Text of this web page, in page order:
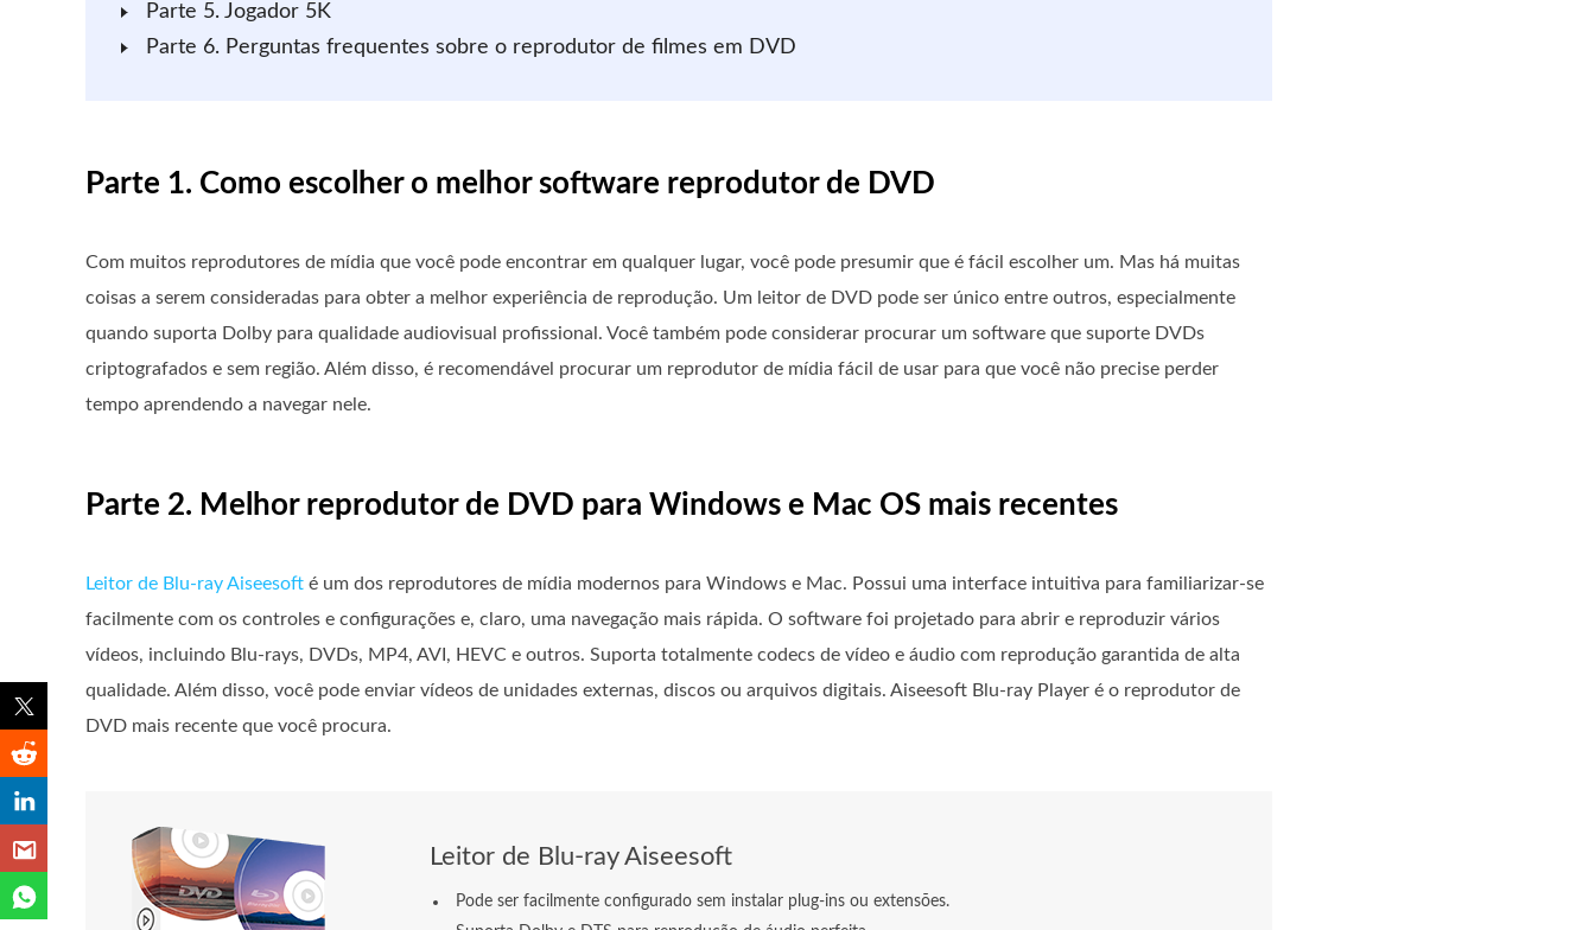
Parte 5. Jogador 5K
Parte 6. Perguntas frequentes sobre o reprodutor de filmes em DVD
Parte 1. Como escolher o melhor software reprodutor de DVD
Com muitos reprodutores de mídia que você pode encontrar em qualquer lugar, você pode presumir que é fácil escolher um. Mas há muitas
coisas a serem consideradas para obter a melhor experiência de reprodução. Um leitor de DVD pode ser único entre outros, especialmente
quando suporta Dolby para qualidade audiovisual profissional. Você também pode considerar procurar um software que suporte DVDs
criptografados e sem região. Além disso, é recomendável procurar um reprodutor de mídia fácil de usar para que você não precise perder
tempo aprendendo a navegar nele.
Parte 2. Melhor reprodutor de DVD para Windows e Mac OS mais recentes
Leitor de Blu-ray Aiseesoft é um dos reprodutores de mídia modernos para Windows e Mac. Possui uma interface intuitiva para familiarizar-se
facilmente com os controles e configurações e, claro, uma navegação mais rápida. O software foi projetado para abrir e reproduzir vários
vídeos, incluindo Blu-rays, DVDs, MP4, AVI, HEVC e outros. Suporta totalmente codecs de vídeo e áudio com reprodução garantida de alta
qualidade. Além disso, você pode enviar vídeos de unidades externas, discos ou arquivos digitais. Aiseesoft Blu-ray Player é o reprodutor de
DVD mais recente que você procura.
Leitor de Blu-ray Aiseesoft
Pode ser facilmente configurado sem instalar plug-ins ou extensões.